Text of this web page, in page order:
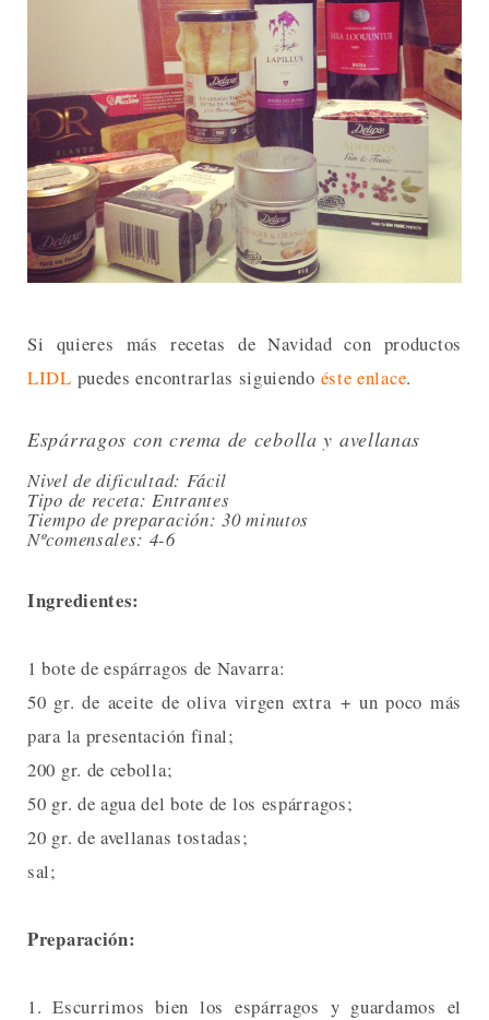
Si quieres más recetas de Navidad con productos
LIDL puedes encontrarlas siguiendo éste enlace.
Espárragos con crema de cebolla y avellanas
Nivel de dificultad: Fácil
Tipo de receta: Entrantes
Tiempo de preparación: 30 minutos
Nºcomensales: 4-6
Ingredientes:
1 bote de espárragos de Navarra:
50 gr. de aceite de oliva virgen extra + un poco más
para la presentación final;
200 gr. de cebolla;
50 gr. de agua del bote de los espárragos;
20 gr. de avellanas tostadas;
sal;
Preparación:
1. Escurrimos bien los espárragos y guardamos el